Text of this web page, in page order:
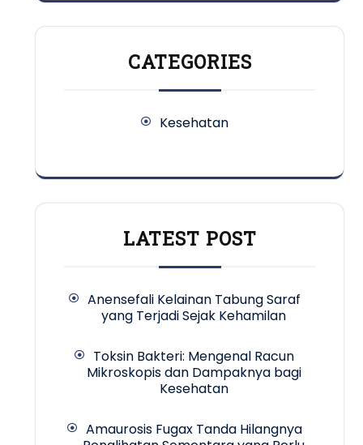
CATEGORIES
Kesehatan
LATEST POST
Anensefali Kelainan Tabung Saraf
yang Terjadi Sejak Kehamilan
Toksin Bakteri: Mengenal Racun
Mikroskopis dan Dampaknya bagi
Kesehatan
Amaurosis Fugax Tanda Hilangnya